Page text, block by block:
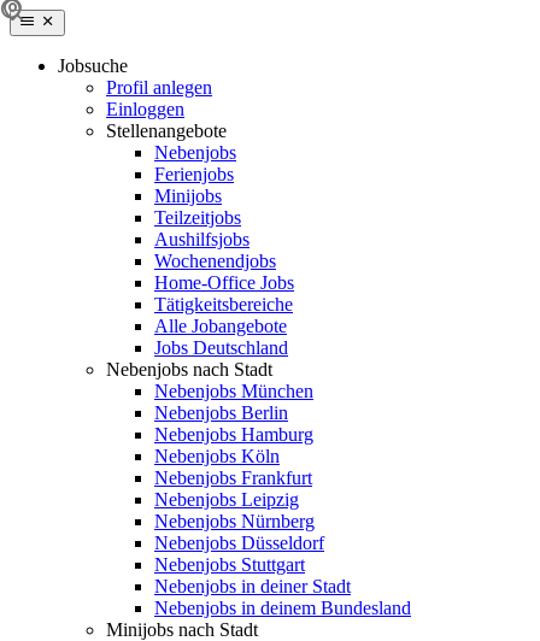
Jobsuche
Profil anlegen
Einloggen
Stellenangebote
Nebenjobs
Ferienjobs
Minijobs
Teilzeitjobs
Aushilfsjobs
Wochenendjobs
Home-Office Jobs
Tätigkeitsbereiche
Alle Jobangebote
Jobs Deutschland
Nebenjobs nach Stadt
Nebenjobs München
Nebenjobs Berlin
Nebenjobs Hamburg
Nebenjobs Köln
Nebenjobs Frankfurt
Nebenjobs Leipzig
Nebenjobs Nürnberg
Nebenjobs Düsseldorf
Nebenjobs Stuttgart
Nebenjobs in deiner Stadt
Nebenjobs in deinem Bundesland
Minijobs nach Stadt